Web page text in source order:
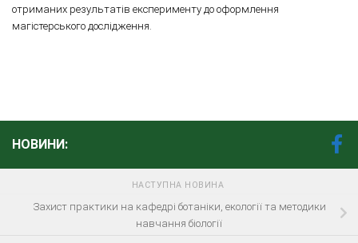
отриманих результатів експерименту до оформлення
магістерського дослідження.
НОВИНИ:
НАСТУПНА НОВИНА
Захист практики на кафедрі ботаніки, екології та методики
навчання біології